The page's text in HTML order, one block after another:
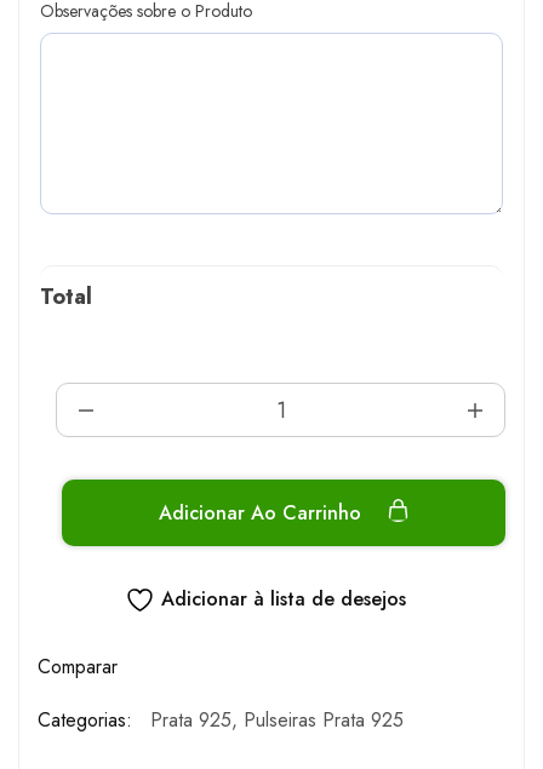
Observações sobre o Produto
Total
Adicionar Ao Carrinho
Adicionar à lista de desejos
Comparar
Categorias:
Prata 925, Pulseiras Prata 925